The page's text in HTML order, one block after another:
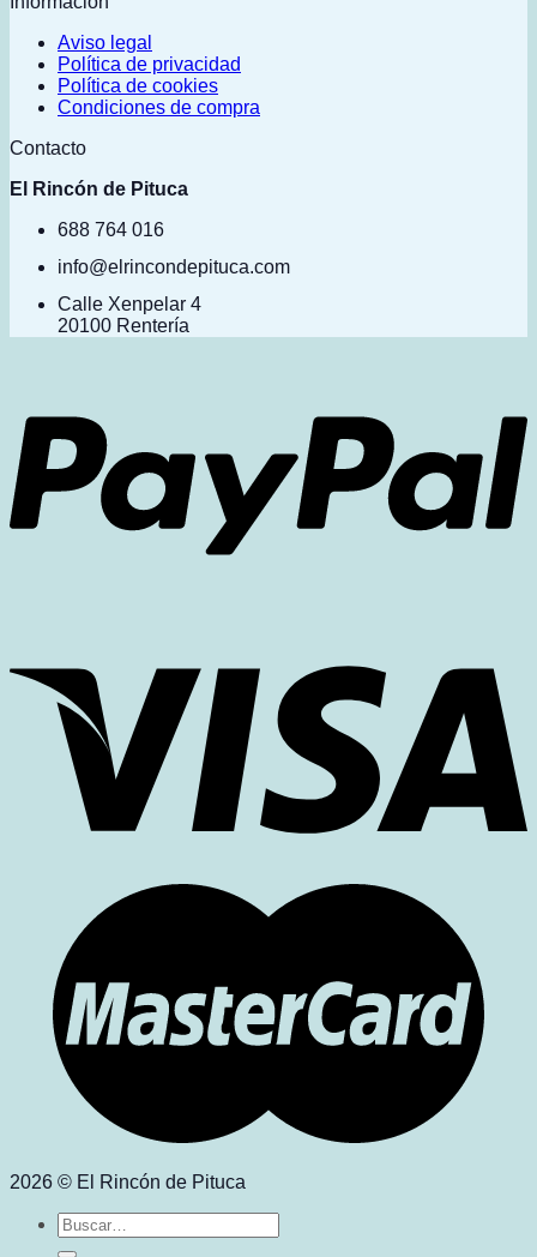
Aviso legal
Política de privacidad
Política de cookies
Condiciones de compra
Contacto
El Rincón de Pituca
688 764 016
info@elrincondepituca.com
Calle Xenpelar 4
20100 Rentería
2026 © El Rincón de Pituca
Buscar
por: